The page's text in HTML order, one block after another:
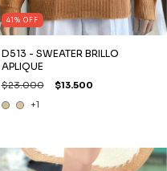
41 % OFF
D513 - SWEATER BRILLO
APLIQUE
$23.000 $13.500
+1